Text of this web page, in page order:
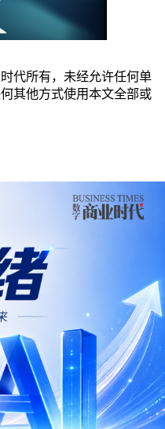
代所有，未经允许任何单
其他方式使用本文全部或